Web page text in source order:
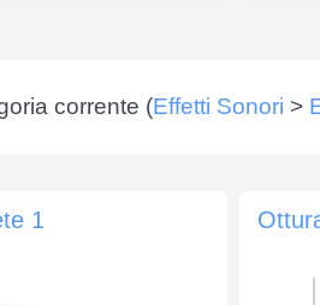
corrente (Effetti Sonori >
1